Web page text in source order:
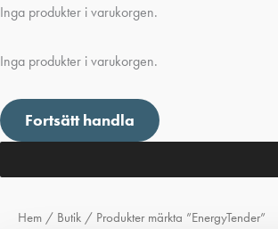
Inga produkter i varukorgen.
Inga produkter i varukorgen.
Fortsätt handla
Hem / Butik / Produkter märkta ”EnergyTender”